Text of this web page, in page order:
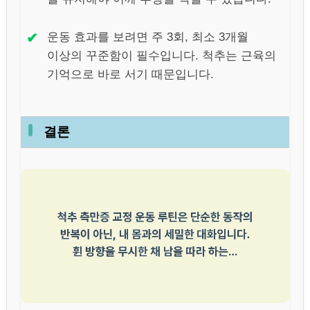
✔
운동 효과를 보려면 주 3회, 최소 3개월
이상의 꾸준함이 필수입니다. 척추는 근육의
기억으로 바로 서기 때문입니다.
결론